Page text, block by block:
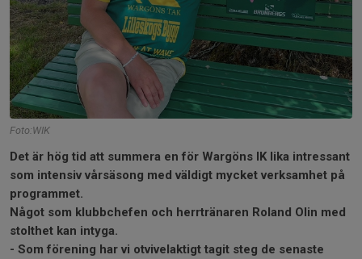
Foto:WIK
Det är hög tid att summera en för Wargöns IK lika intressant
som intensiv vårsäsong med väldigt mycket verksamhet på
programmet.
Något som klubbchefen och herrtränaren Roland Olin med
stolthet kan intyga.
- Som förening har vi otvivelaktigt tagit steg de senaste